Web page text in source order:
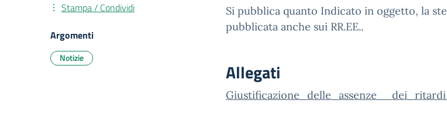
Si pubblica quanto Indicato in oggetto, la
pubblicata anche sui RR.EE..
Allegati
Stampa / Condividi
Argomenti
Notizie